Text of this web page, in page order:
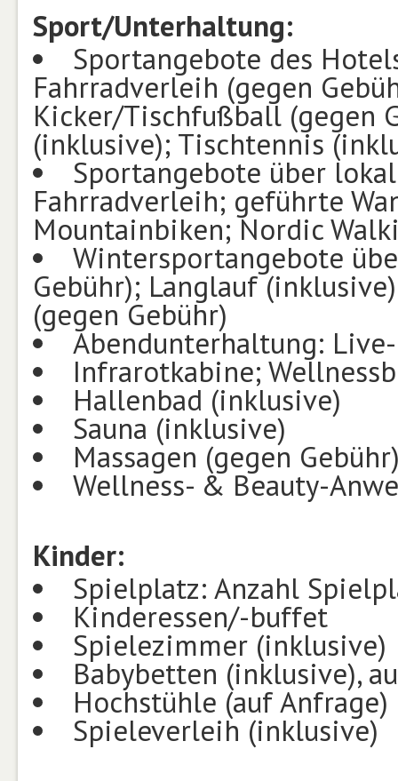
Sport/Unterhaltung:
Sportangebote des
Fahrradverleih (gegen
Kicker/Tischfußball (gegen
(inklusive); Tischtennis
Sportangebote über
Fahrradverleih; geführte
Mountainbiken; Nordic
Wintersportangebote
Gebühr); Langlauf
(gegen Gebühr)
Abendunterhaltung:
Infrarotkabine;
Hallenbad (inklusive)
Sauna (inklusive)
Massagen (gegen
Wellness- & Beauty-
Kinder:
Spielplatz: Anzahl
Kinderessen/-buffet
Spielezimmer (inklusive)
Babybetten (inklusive),
Hochstühle (auf Anfrage)
Spieleverleih (inklusive)